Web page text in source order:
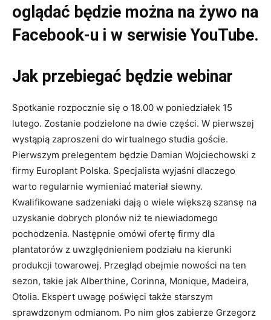
oglądać będzie można na żywo na
Facebook-u i w serwisie YouTube.
Jak przebiegać będzie webinar
Spotkanie rozpocznie się o 18.00 w poniedziałek 15
lutego. Zostanie podzielone na dwie części. W pierwszej
wystąpią zaproszeni do wirtualnego studia goście.
Pierwszym prelegentem będzie Damian Wojciechowski z
firmy Europlant Polska. Specjalista wyjaśni dlaczego
warto regularnie wymieniać materiał siewny.
Kwalifikowane sadzeniaki dają o wiele większą szansę na
uzyskanie dobrych plonów niż te niewiadomego
pochodzenia. Następnie omówi ofertę firmy dla
plantatorów z uwzględnieniem podziału na kierunki
produkcji towarowej. Przegląd obejmie nowości na ten
sezon, takie jak Alberthine, Corinna, Monique, Madeira,
Otolia. Ekspert uwagę poświęci także starszym
sprawdzonym odmianom. Po nim głos zabierze Grzegorz